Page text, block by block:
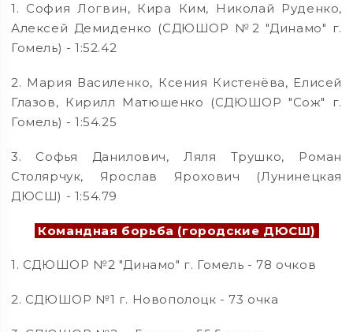
1. София Логвин, Кира Ким, Николай Руденко,
Алексей Демиденко (СДЮШОР №2 "Динамо" г.
Гомель) - 1:52.42
2. Мария Василенко, Ксения Кистенёва, Елисей
Глазов, Кирилл Матюшенко (СДЮШОР "Сож" г.
Гомель) - 1:54.25
3. Софья Данилович, Ляля Трушко, Роман
Столярчук, Ярослав Ярохович (Лунинецкая
ДЮСШ) - 1:54.79
Командная борьба (городские ДЮСШ)
1. СДЮШОР №2 "Динамо" г. Гомель - 78 очков
2. СДЮШОР №1 г. Новополоцк - 73 очка